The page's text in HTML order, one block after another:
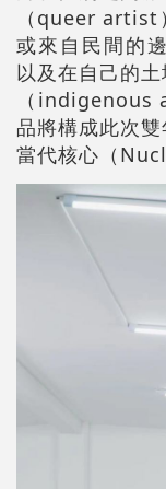
（queer artist
或來自民間的
以及在自己的
（indigenous
品將構成此次
當代核心（